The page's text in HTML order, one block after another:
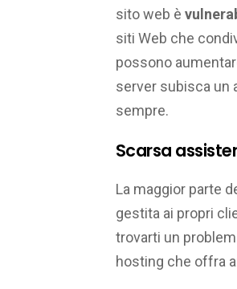
sito web è
siti Web che
possono
server subisca un
sempre.
Scarsa
La maggior parte
gestita ai propri
trovarti un
hosting che offra